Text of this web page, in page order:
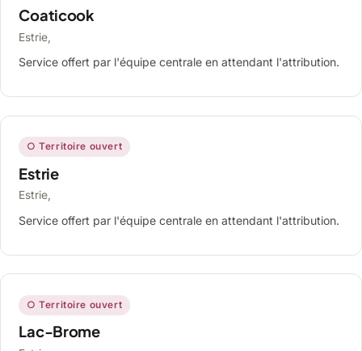
Coaticook
Estrie,
Service offert par l'équipe centrale en attendant l'attribution.
○ Territoire ouvert
Estrie
Estrie,
Service offert par l'équipe centrale en attendant l'attribution.
○ Territoire ouvert
Lac-Brome